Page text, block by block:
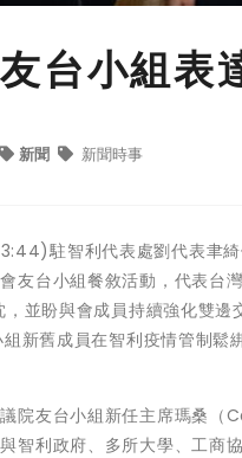
台小組表
新聞 新聞時事
駐智利代表處劉代表聿
友台小組餐敘活動，代表
並盼與會成員持續強化雙
組新舊成員在智利疫情管制
院友台小組新任主席瑪桑
智利政府、多所大學、工商